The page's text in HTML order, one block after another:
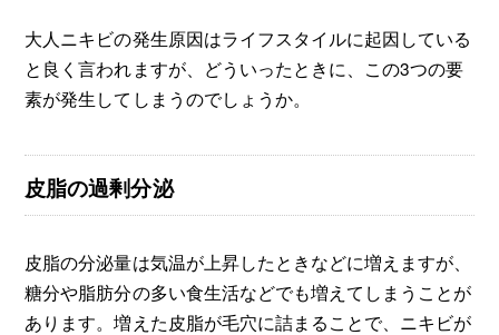
大人ニキビの発生原因はライフスタイルに起因している
と良く言われますが、どういったときに、この3つの要
素が発生してしまうのでしょうか。
皮脂の過剰分泌
皮脂の分泌量は気温が上昇したときなどに増えますが、
糖分や脂肪分の多い食生活などでも増えてしまうことが
あります。増えた皮脂が毛穴に詰まることで、ニキビが